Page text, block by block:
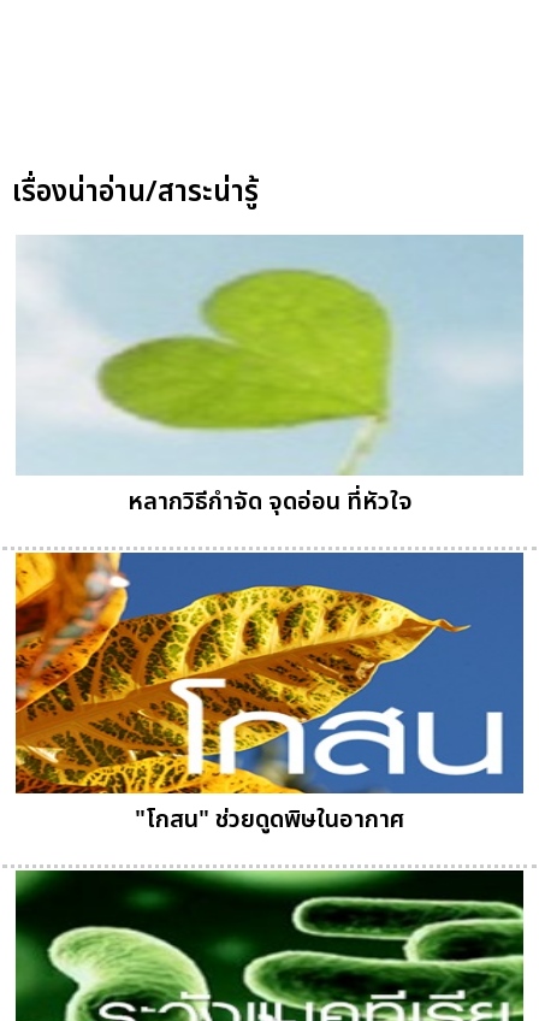
เรื่องน่าอ่าน/สาระน่ารู้
หลากวิธีกำจัด จุดอ่อน ที่หัวใจ
"โกสน" ช่วยดูดพิษในอากาศ